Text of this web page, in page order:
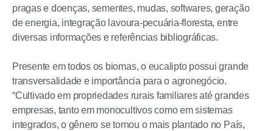
pragas e doenças, sementes, mudas, softwares, geração
de energia, integração lavoura-pecuária-floresta, entre
diversas informações e referências bibliográficas.
Presente em todos os biomas, o eucalipto possui grande
transversalidade e importância para o agronegócio.
“Cultivado em propriedades rurais familiares até grandes
empresas, tanto em monocultivos como em sistemas
integrados, o gênero se tornou o mais plantado no País,